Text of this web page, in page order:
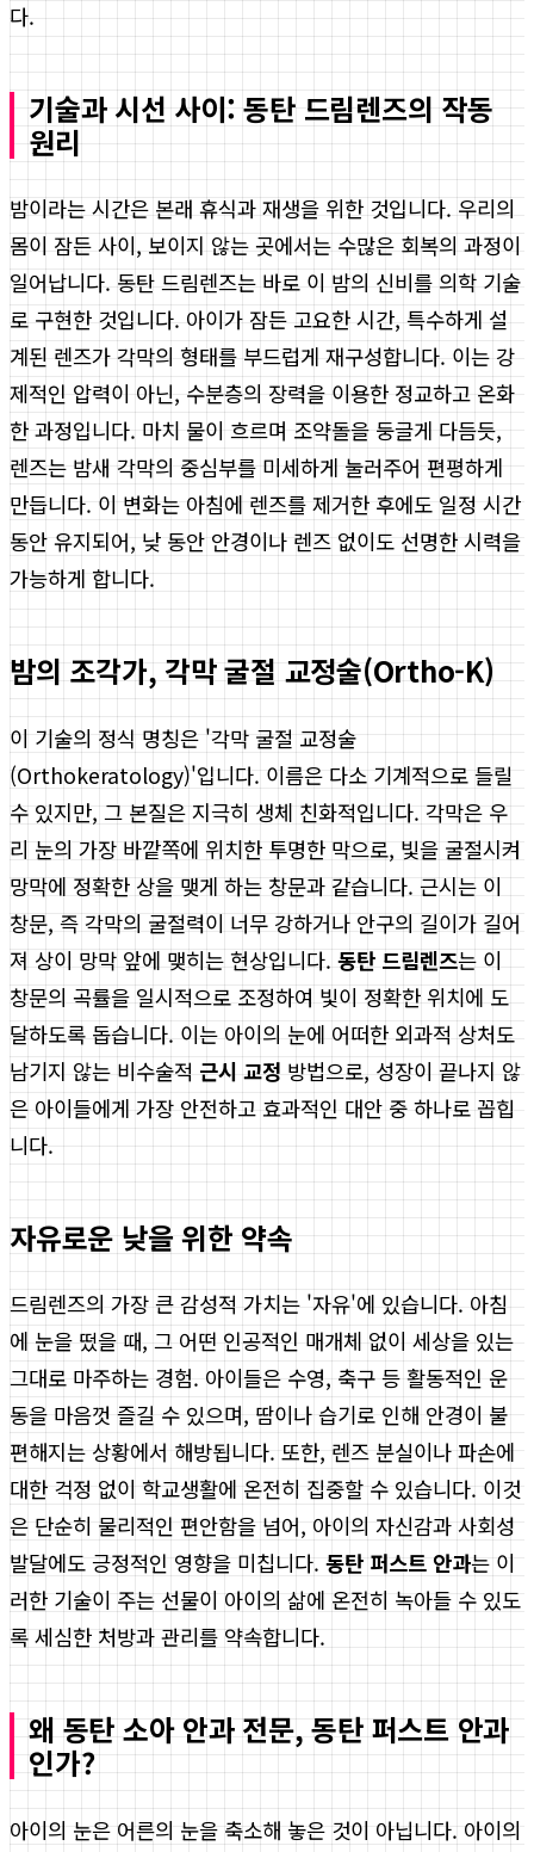
다.
기술과 시선 사이: 동탄 드림렌즈의 작동
원리
밤이라는 시간은 본래 휴식과 재생을 위한 것입니다. 우리의
몸이 잠든 사이, 보이지 않는 곳에서는 수많은 회복의 과정이
일어납니다. 동탄 드림렌즈는 바로 이 밤의 신비를 의학 기술
로 구현한 것입니다. 아이가 잠든 고요한 시간, 특수하게 설
계된 렌즈가 각막의 형태를 부드럽게 재구성합니다. 이는 강
제적인 압력이 아닌, 수분층의 장력을 이용한 정교하고 온화
한 과정입니다. 마치 물이 흐르며 조약돌을 둥글게 다듬듯,
렌즈는 밤새 각막의 중심부를 미세하게 눌러주어 편평하게
만듭니다. 이 변화는 아침에 렌즈를 제거한 후에도 일정 시간
동안 유지되어, 낮 동안 안경이나 렌즈 없이도 선명한 시력을
가능하게 합니다.
밤의 조각가, 각막 굴절 교정술(Ortho-K)
이 기술의 정식 명칭은 '각막 굴절 교정술
(Orthokeratology)'입니다. 이름은 다소 기계적으로 들릴
수 있지만, 그 본질은 지극히 생체 친화적입니다. 각막은 우
리 눈의 가장 바깥쪽에 위치한 투명한 막으로, 빛을 굴절시켜
망막에 정확한 상을 맺게 하는 창문과 같습니다. 근시는 이
창문, 즉 각막의 굴절력이 너무 강하거나 안구의 길이가 길어
져 상이 망막 앞에 맺히는 현상입니다. 동탄 드림렌즈는 이
창문의 곡률을 일시적으로 조정하여 빛이 정확한 위치에 도
달하도록 돕습니다. 이는 아이의 눈에 어떠한 외과적 상처도
남기지 않는 비수술적 근시 교정 방법으로, 성장이 끝나지 않
은 아이들에게 가장 안전하고 효과적인 대안 중 하나로 꼽힙
니다.
자유로운 낮을 위한 약속
드림렌즈의 가장 큰 감성적 가치는 '자유'에 있습니다. 아침
에 눈을 떴을 때, 그 어떤 인공적인 매개체 없이 세상을 있는
그대로 마주하는 경험. 아이들은 수영, 축구 등 활동적인 운
동을 마음껏 즐길 수 있으며, 땀이나 습기로 인해 안경이 불
편해지는 상황에서 해방됩니다. 또한, 렌즈 분실이나 파손에
대한 걱정 없이 학교생활에 온전히 집중할 수 있습니다. 이것
은 단순히 물리적인 편안함을 넘어, 아이의 자신감과 사회성
발달에도 긍정적인 영향을 미칩니다. 동탄 퍼스트 안과는 이
러한 기술이 주는 선물이 아이의 삶에 온전히 녹아들 수 있도
록 세심한 처방과 관리를 약속합니다.
왜 동탄 소아 안과 전문, 동탄 퍼스트 안과
인가?
아이의 눈은 어른의 눈을 축소해 놓은 것이 아닙니다. 아이의